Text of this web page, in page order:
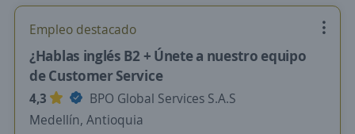
Empleo destacado
¿Hablas inglés B2 + Únete a nuestro equipo
de Customer Service
4,3
BPO Global Services S.A.S
Medellín, Antioquia